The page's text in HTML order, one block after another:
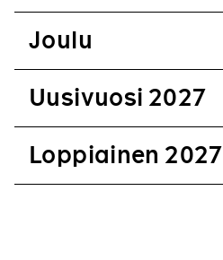
Joulu
Uusivuosi 2027
Loppiainen 2027